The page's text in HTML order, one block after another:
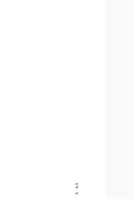
交易产品